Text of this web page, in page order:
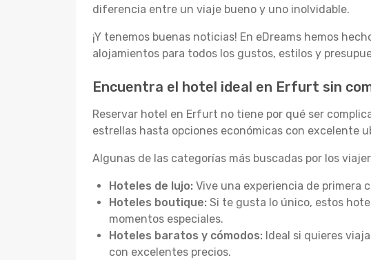
diferencia entre un viaje bueno y uno inolvidable.
¡Y tenemos buenas noticias! En eDreams hemos
alojamientos para todos los gustos, estilos y
Encuentra el hotel ideal en Erfurt sin
Reservar hotel en Erfurt no tiene por qué ser
estrellas hasta opciones económicas con excelente
Algunas de las categorías más buscadas por los
Hoteles de lujo: Vive una experiencia de primera
Hoteles boutique: Si te gusta lo único, estos
momentos especiales.
Hoteles baratos y cómodos: Ideal si quieres
con excelentes precios.